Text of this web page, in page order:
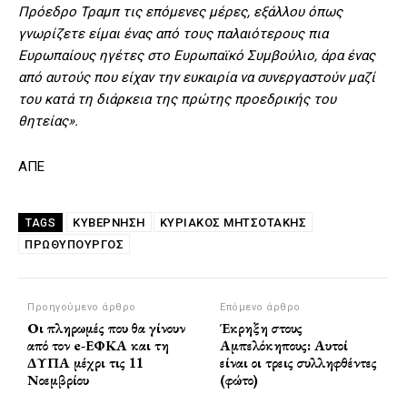
Πρόεδρο Τραμπ τις επόμενες μέρες, εξάλλου όπως
γνωρίζετε είμαι ένας από τους παλαιότερους πια
Ευρωπαίους ηγέτες στο Ευρωπαϊκό Συμβούλιο, άρα ένας
από αυτούς που είχαν την ευκαιρία να συνεργαστούν μαζί
του κατά τη διάρκεια της πρώτης προεδρικής του
θητείας».
ΑΠΕ
TAGS ΚΥΒΕΡΝΗΣΗ
ΚΥΡΙΑΚΟΣ ΜΗΤΣΟΤΑΚΗΣ
ΠΡΩΘΥΠΟΥΡΓΌΣ
Προηγούμενο άρθρο
Οι πληρωμές που θα γίνουν
από τον e-ΕΦΚΑ και τη
ΔΥΠΑ μέχρι τις 11
Νοεμβρίου
Επόμενο άρθρο
Έκρηξη στους
Αμπελόκηπους: Αυτοί
είναι οι τρεις συλληφθέντες
(φώτο)